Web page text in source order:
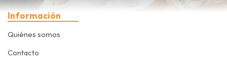
Información
Quiénes somos
Contacto